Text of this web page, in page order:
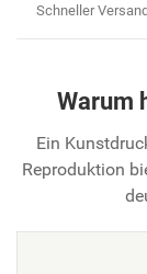
Schneller
Warum
Ein
Reproduktion